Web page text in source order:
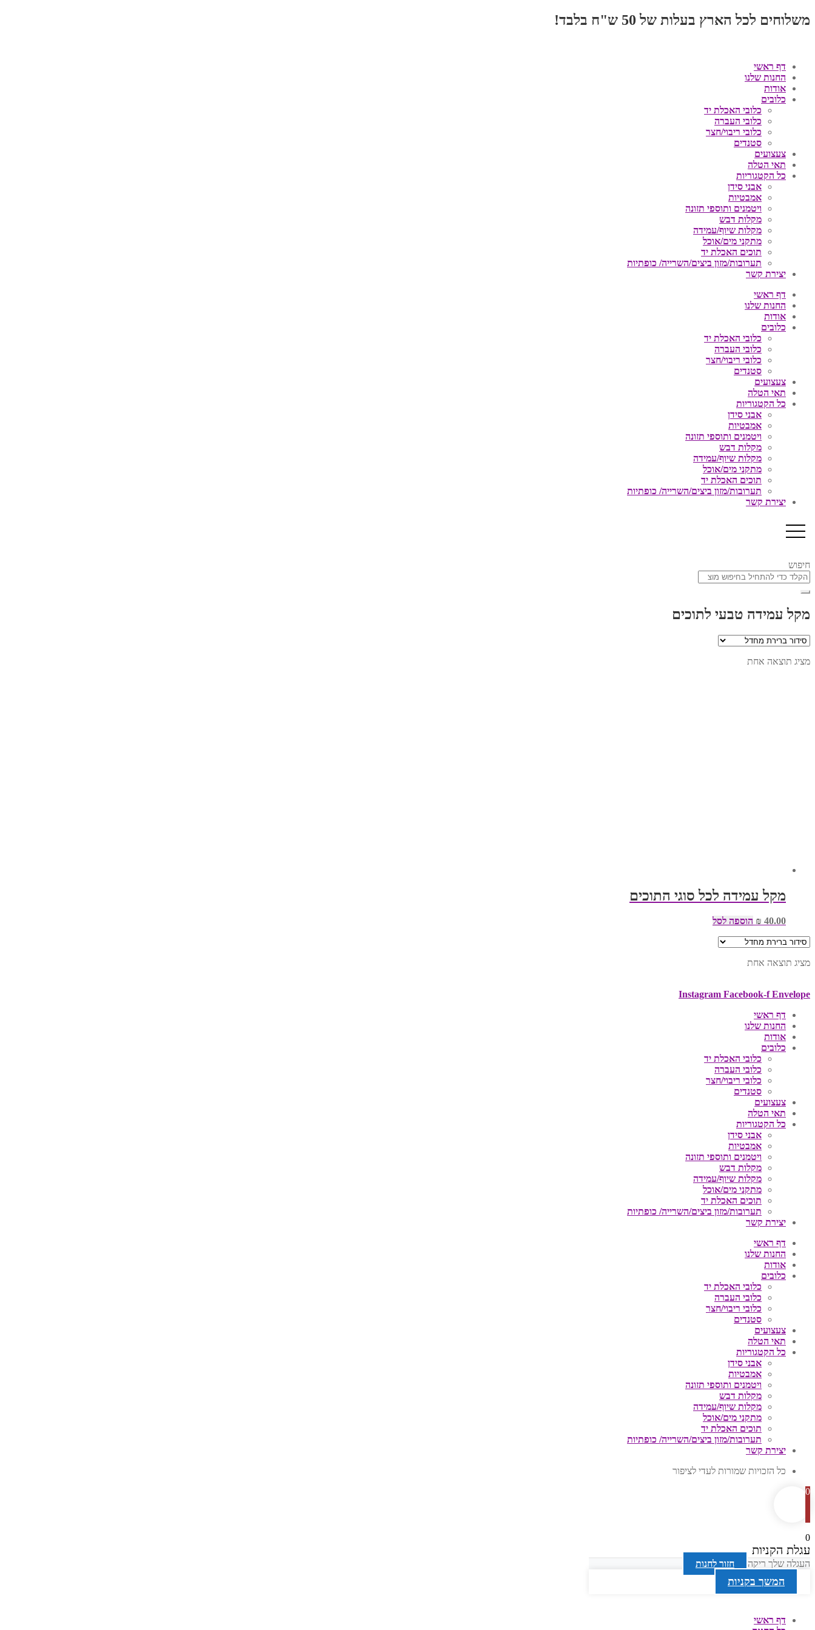
משלוחים לכל הארץ בעלות של 50 ש"ח בלבד!
דף ראשי
החנות שלנו
אודות
כלובים
כלובי האכלת יד
כלובי העברה
כלובי ריבוי/חצר
סטנדים
צעצועים
תאי הטלה
כל הקטגוריות
אבני סידן
אמבטיות
ויטמנים ותוספי תזונה
מקלות דבש
מקלות שיוף/עמידה
מתקני מים/אוכל
תוכים האכלת יד
תערובות/מזון ביצים/השרייה/ כופתיות
יצירת קשר
דף ראשי
החנות שלנו
אודות
כלובים
כלובי האכלת יד
כלובי העברה
כלובי ריבוי/חצר
סטנדים
צעצועים
תאי הטלה
כל הקטגוריות
אבני סידן
אמבטיות
ויטמנים ותוספי תזונה
מקלות דבש
מקלות שיוף/עמידה
מתקני מים/אוכל
תוכים האכלת יד
תערובות/מזון ביצים/השרייה/ כופתיות
יצירת קשר
חיפוש
מקל עמידה טבעי לתוכים
מציג תוצאה אחת
מקל עמידה לכל סוגי התוכים
₪ 40.00 הוספה לסל
מציג תוצאה אחת
Instagram Facebook-f Envelope
דף ראשי
החנות שלנו
אודות
כלובים
כלובי האכלת יד
כלובי העברה
כלובי ריבוי/חצר
סטנדים
צעצועים
תאי הטלה
כל הקטגוריות
אבני סידן
אמבטיות
ויטמנים ותוספי תזונה
מקלות דבש
מקלות שיוף/עמידה
מתקני מים/אוכל
תוכים האכלת יד
תערובות/מזון ביצים/השרייה/ כופתיות
יצירת קשר
דף ראשי
החנות שלנו
אודות
כלובים
כלובי האכלת יד
כלובי העברה
כלובי ריבוי/חצר
סטנדים
צעצועים
תאי הטלה
כל הקטגוריות
אבני סידן
אמבטיות
ויטמנים ותוספי תזונה
מקלות דבש
מקלות שיוף/עמידה
מתקני מים/אוכל
תוכים האכלת יד
תערובות/מזון ביצים/השרייה/ כופתיות
יצירת קשר
כל הזכויות שמורות לעדי לציפור
0
0
עגלת הקניות
העגלה שלך ריקה חזור לחנות
המשך בקניות
דף ראשי